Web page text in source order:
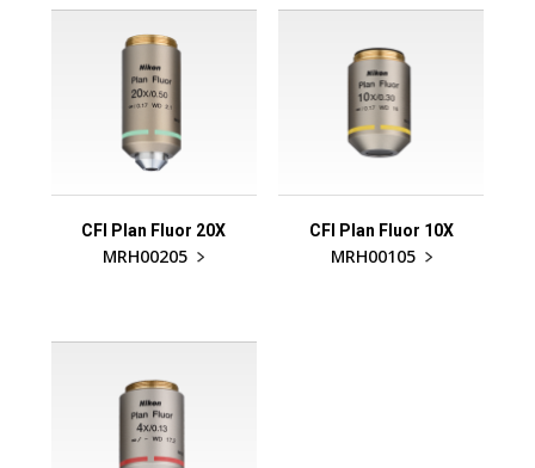
CFI Plan Fluor 20X
MRH00205
CFI Plan Fluor 10X
MRH00105